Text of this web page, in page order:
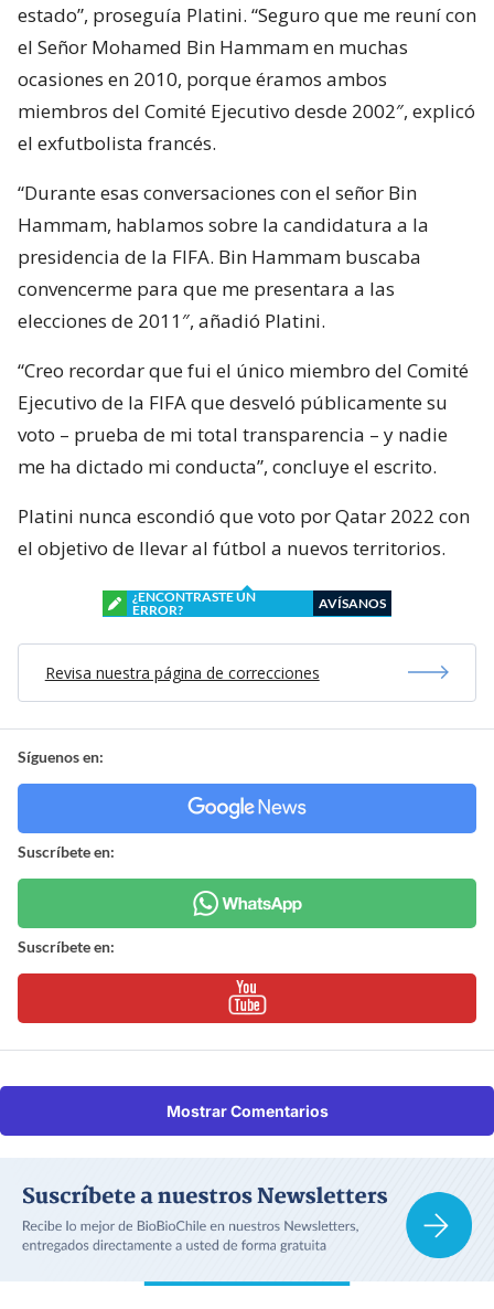
estado”, proseguía Platini. “Seguro que me reuní con
el Señor Mohamed Bin Hammam en muchas
ocasiones en 2010, porque éramos ambos
miembros del Comité Ejecutivo desde 2002″, explicó
el exfutbolista francés.
“Durante esas conversaciones con el señor Bin
Hammam, hablamos sobre la candidatura a la
presidencia de la FIFA. Bin Hammam buscaba
convencerme para que me presentara a las
elecciones de 2011″, añadió Platini.
“Creo recordar que fui el único miembro del Comité
Ejecutivo de la FIFA que desveló públicamente su
voto – prueba de mi total transparencia – y nadie
me ha dictado mi conducta”, concluye el escrito.
Platini nunca escondió que voto por Qatar 2022 con
el objetivo de llevar al fútbol a nuevos territorios.
¿ENCONTRASTE UN
ERROR?
AVÍSANOS
Revisa nuestra página de correcciones
Síguenos en:
Suscríbete en:
Suscríbete en:
Mostrar Comentarios